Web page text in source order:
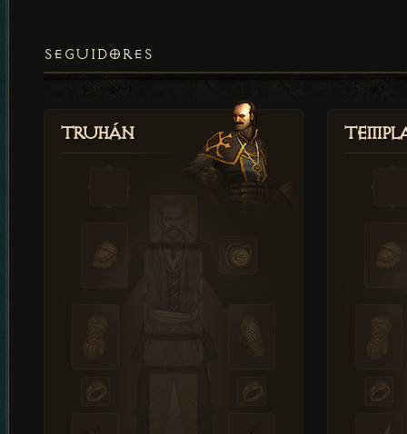
SEGUIDORES
Truhán